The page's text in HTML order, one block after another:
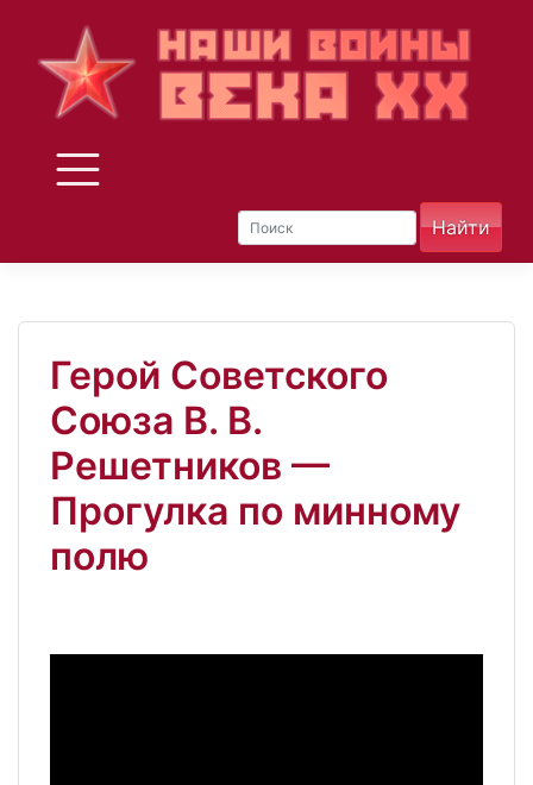
Герой Советского
Союза В. В.
Решетников —
Прогулка по минному
полю